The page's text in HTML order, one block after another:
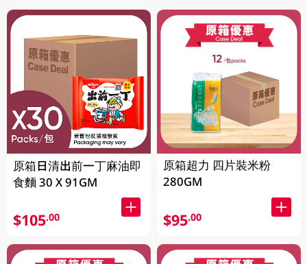
原箱日清出前一丁麻油即
食麵 30 X 91GM
$105.00
原箱超力 四片裝米粉
280GM
$95.00